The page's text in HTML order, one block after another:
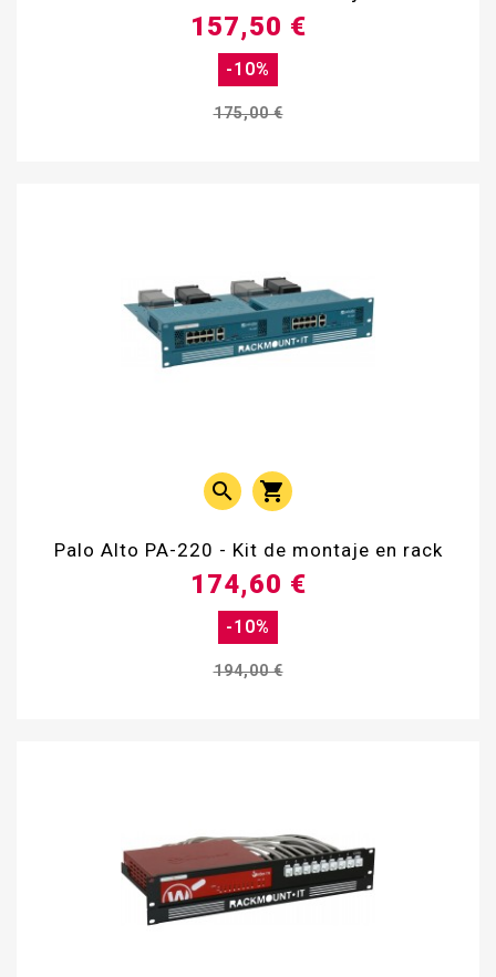
175,00 €
-10%
157,50 €
 
Palo Alto PA-220 - Kit de montaje en rack
194,00 €
-10%
174,60 €